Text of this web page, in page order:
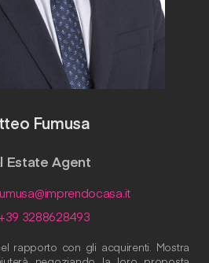
Fumusa
Estate Agent
3288628493
rapporto con gli acquirenti. Mostra